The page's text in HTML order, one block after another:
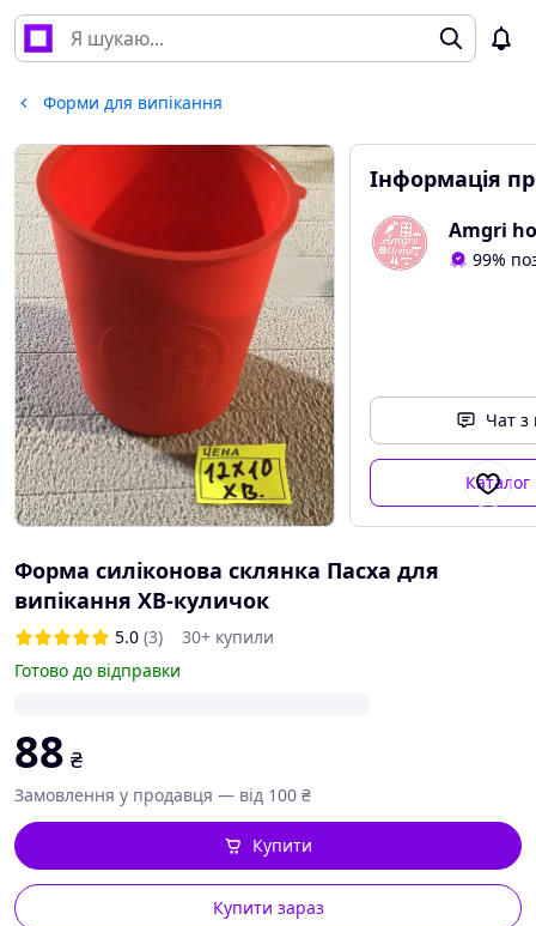
Форми для випікання
Інформація
Amgri
99%
Чат з
Форма силіконова склянка Пасха для
випікання ХВ-куличок
5.0 (3)
30+ купили
Готово до відправки
88 ₴
Замовлення у продавця — від 100 ₴
Купити зараз
Купити